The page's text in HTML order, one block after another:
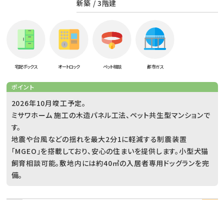
新築 / 3階建
宅配ボックス オートロック ペット相談 都市ガス
ポイント
2026年10月竣工予定。
ミサワホーム 施工の木造パネル工法、ペット共生型マンションで
す。
地震や台風などの揺れを最大2分1に軽減する制震装置
「MGEO」を搭載しており、安心の住まいを提供します。小型犬猫
飼育相談可能。敷地内には約40㎡の入居者専用ドッグランを完
備。